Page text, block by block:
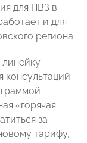
для ПВЗ в
и для
региона.
консультаций
«горячая
за
тарифу,